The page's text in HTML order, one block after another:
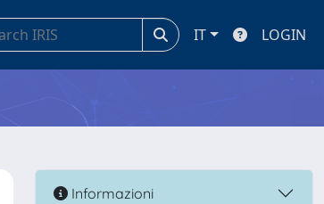
IT LOGIN
Informazioni